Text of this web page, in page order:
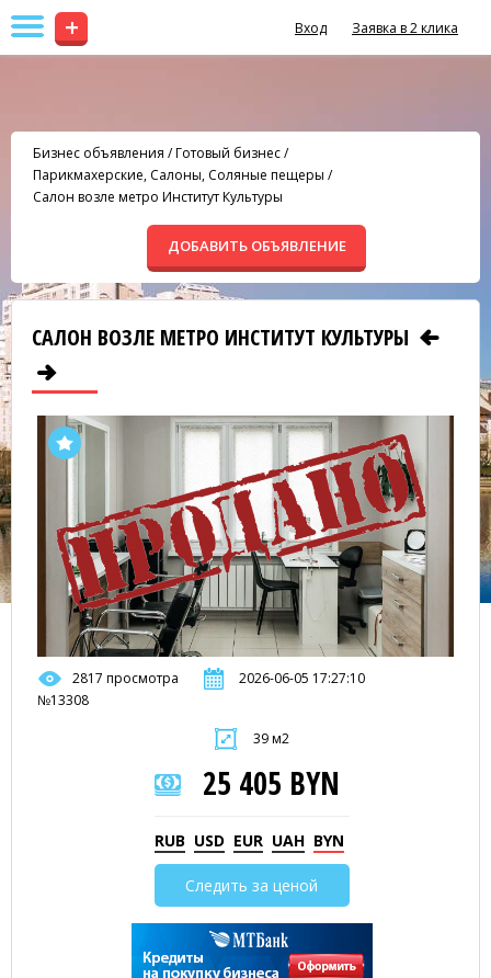
+ Вход Заявка в 2 клика
Бизнес объявления /Готовый бизнес/
Парикмахерские, Салоны, Соляные пещеры /
Салон возле метро Институт Культуры
ДОБАВИТЬ ОБЪЯВЛЕНИЕ
САЛОН ВОЗЛЕ МЕТРО ИНСТИТУТ КУЛЬТУРЫ
2817 просмотра
2026-06-05 17:27:10
№13308
39 м2
25 405 BYN
RUB USD EUR UAH BYN
Следить за ценой